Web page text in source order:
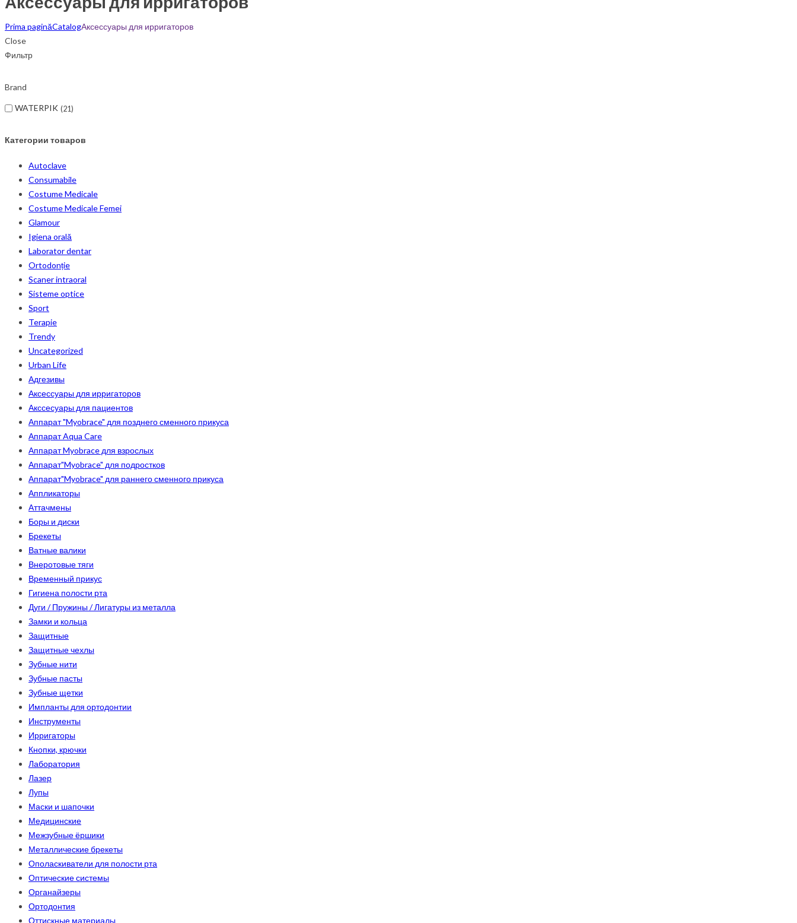
Prima paginăCatalogАксессуары для ирригаторов
Close
Фильтр
Brand
WATERPIK 21
Категории товаров
Autoclave
Consumabile
Costume Medicale
Costume Medicale Femei
Glamour
Igiena orală
Laborator dentar
Ortodonție
Scaner intraoral
Sisteme optice
Sport
Terapie
Trendy
Uncategorized
Urban Life
Адгезивы
Аксессуары для ирригаторов
Акссесуары для пациентов
Аппарат "Myobrace" для позднего сменного прикуса
Аппарат Aqua Care
Аппарат Myobrace для взрослых
Аппарат"Myobrace" для подростков
Аппарат"Myobrace" для раннего сменного прикуса
Аппликаторы
Аттачмены
Боры и диски
Брекеты
Ватные валики
Внеротовые тяги
Временный прикус
Гигиена полости рта
Дуги / Пружины / Лигатуры из металла
Замки и кольца
Защитные
Защитные чехлы
Зубные нити
Зубные пасты
Зубные щетки
Импланты для ортодонтии
Инструменты
Ирригаторы
Кнопки, крючки
Лаборатория
Лазер
Лупы
Маски и шапочки
Медицинские
Межзубные ёршики
Металлические брекеты
Ополаскиватели для полости рта
Оптические системы
Органайзеры
Ортодонтия
Оттискные материалы